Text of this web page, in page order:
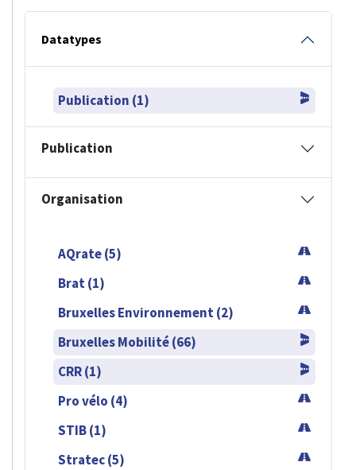
Datatypes
Publication (1)
Publication
Organisation
AQrate (5)
Brat (1)
Bruxelles Environnement (2)
Bruxelles Mobilité (66)
CRR (1)
Pro vélo (4)
STIB (1)
Stratec (5)